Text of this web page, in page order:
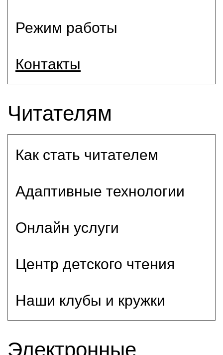
Режим работы
Контакты
Читателям
Как стать читателем
Адаптивные технологии
Онлайн услуги
Центр детского чтения
Наши клубы и кружки
Электронные